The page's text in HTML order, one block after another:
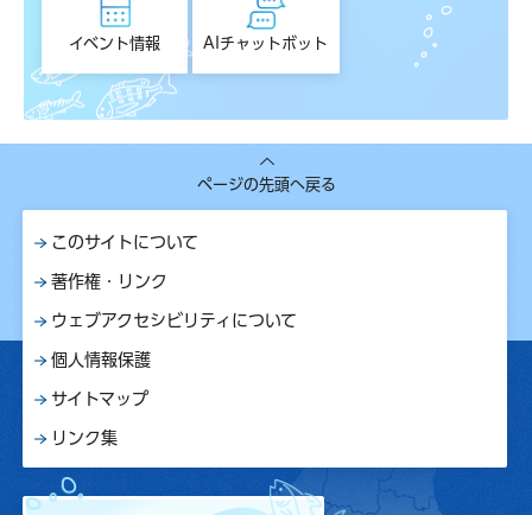
イベント情報 AIチャットボット
ページの先頭へ戻る
このサイトについて
著作権・リンク
ウェブアクセシビリティについて
個人情報保護
サイトマップ
リンク集